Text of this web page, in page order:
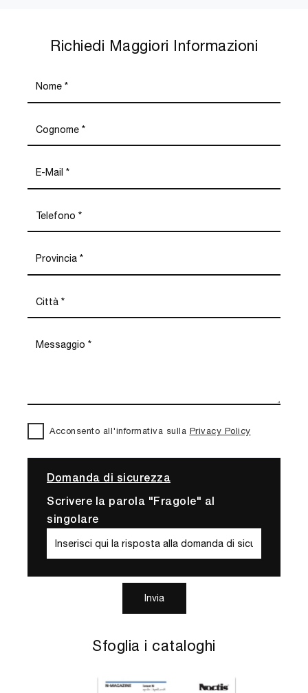
Sfoglia i cataloghi
Richiedi Maggiori Informazioni
Acconsento all'informativa sulla Privacy Policy
Domanda di sicurezza
Scrivere la parola "Fragole" al
singolare
Invia